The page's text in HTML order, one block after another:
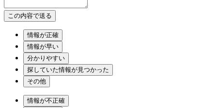
情報が正確
情報が早い
分かりやすい
探していた情報が見つかった
その他
情報が不正確